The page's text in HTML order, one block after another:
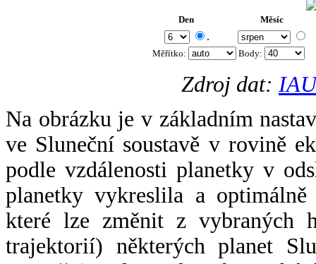
Den Měsíc
.
Měřítko: Body:
Zdroj dat:
Na obrázku je v základním
ve Sluneční soustavě v rovině
podle vzdálenosti planetky v
planetky vykreslila a
které lze změnit z vybraných
trajektorií) některých planet